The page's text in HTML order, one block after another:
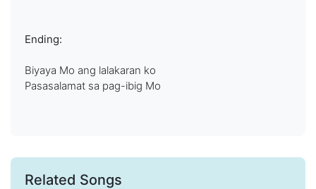
Ending:
Biyaya Mo ang lalakaran ko
Pasasalamat sa pag-ibig Mo
Related Songs